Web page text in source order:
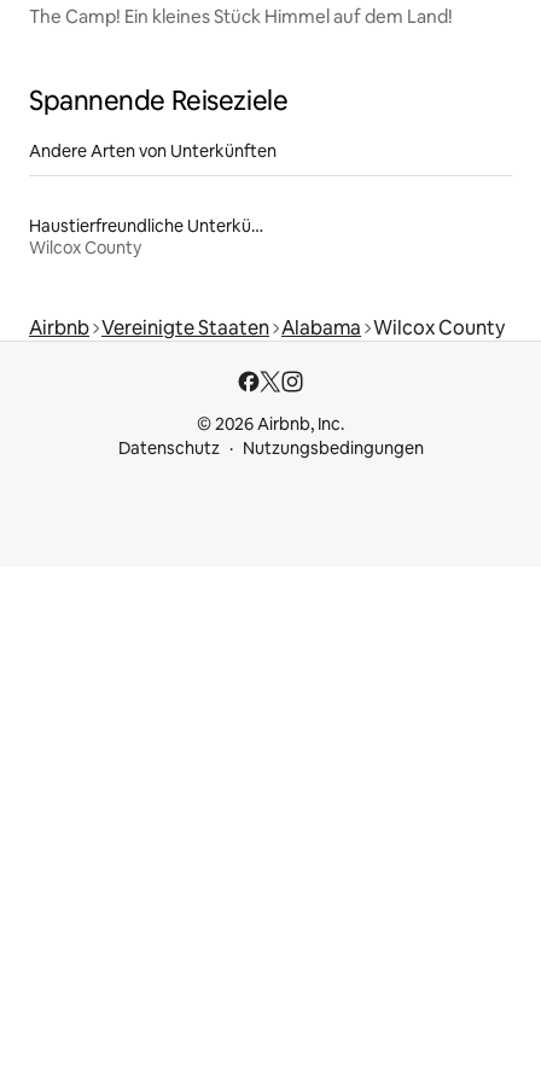
The Camp! Ein kleines Stück Himmel auf dem Land!
Spannende Reiseziele
Andere Arten von Unterkünften
Haustierfreundliche Unterkünfte
Wilcox County
Airbnb Vereinigte Staaten Alabama Wilcox County
© 2026 Airbnb, Inc.
Datenschutz
Nutzungsbedingungen